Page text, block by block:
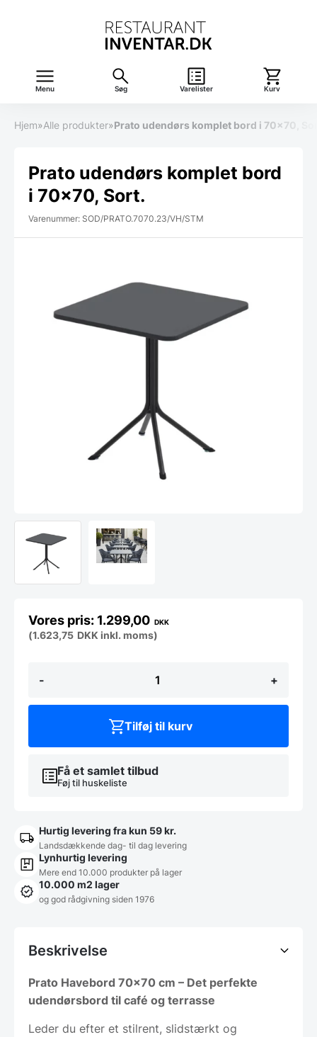
Menu Søg Varelister Kurv
Hjem»Alle produkter»Prato udendørs komplet bord i 70×70,
Prato udendørs komplet bord
i 70×70, Sort.
Varenummer: SOD/PRATO.7070.23/VH/STM
-
udendørs
bord
Sort.
+
1.299,00 DKK
(1.623,75 DKK inkl. moms)
Få et samlet tilbud
Føj til huskeliste
Tilføj til kurv
Hurtig levering fra kun 59 kr.
Landsdækkende dag- til dag levering
Lynhurtig levering
Mere end 10.000 produkter på lager
10.000 m2 lager
og god rådgivning siden 1976
Beskrivelse
Prato Havebord 70×70 cm – Det perfekte
udendørsbord til café og terrasse
Leder du efter et stilrent, slidstærkt og